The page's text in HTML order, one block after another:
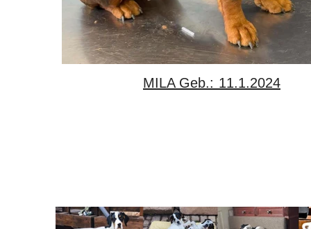
MILA Geb.: 11.1.2024